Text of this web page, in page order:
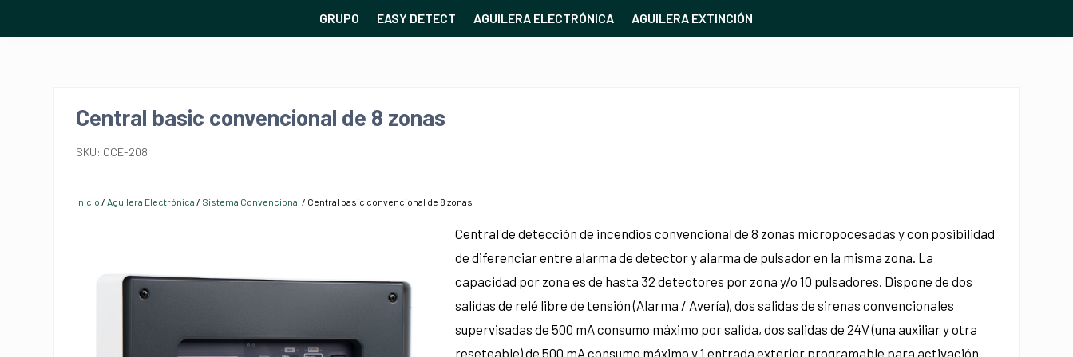
GRUPO EASY DETECT AGUILERA ELECTRÓNICA AGUILERA EXTINCIÓN
Central basic convencional de 8 zonas
SKU: CCE-208
Inicio / Aguilera Electrónica / Sistema Convencional / Central basic convencional de 8 zonas
Central de detección de incendios convencional de 8 zonas micropocesadas y con posibilidad
de diferenciar entre alarma de detector y alarma de pulsador en la misma zona. La
capacidad por zona es de hasta 32 detectores por zona y/o 10 pulsadores. Dispone de dos
salidas de relé libre de tensión (Alarma / Avería), dos salidas de sirenas convencionales
supervisadas de 500 mA consumo máximo por salida, dos salidas de 24V (una auxiliar y otra
reseteable) de 500 mA consumo máximo y 1 entrada exterior programable para activación